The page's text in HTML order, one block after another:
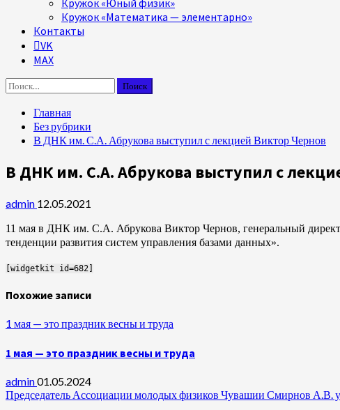
Кружок «Юный физик»
Кружок «Математика — элементарно»
Контакты
VK
MAX
Найти:
Главная
Без рубрики
В ДНК им. С.А. Абрукова выступил с лекцией Виктор Чернов
В ДНК им. С.А. Абрукова выступил с
admin 12.05.2021
11 мая в ДНК им. С.А. Абрукова Виктор Чернов, генеральный
тенденции развития систем управления базами данных».
[widgetkit id=682]
Похожие записи
1 мая — это праздник весны и труда
1 мая — это праздник весны и труда
admin01.05.2024
Председатель Ассоциации молодых физиков Чувашии Смирнов А.В.